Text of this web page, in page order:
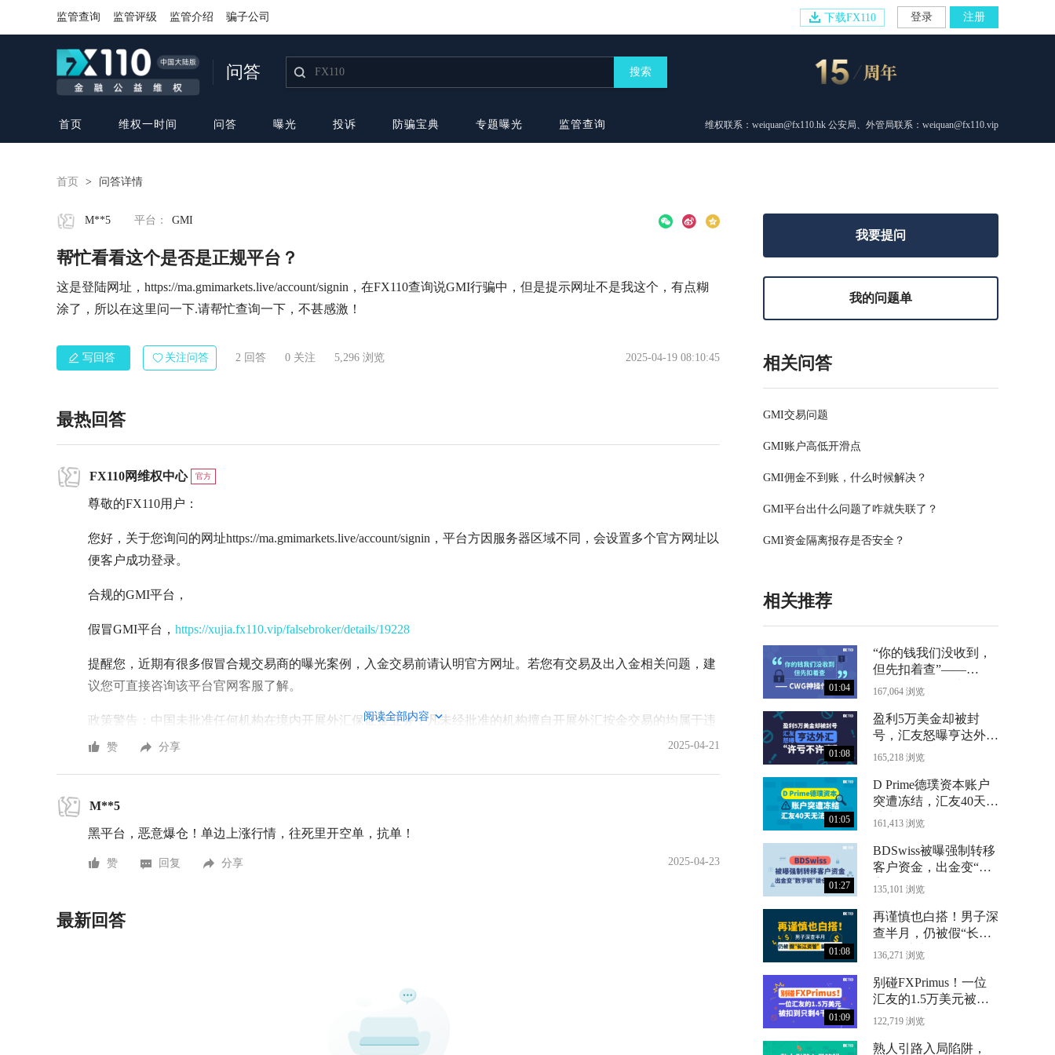
监管查询 监管评级 监管介绍 骗子公司 登录 注册
下载FX110
问答 搜索
首页 维权一时间 问答 曝光 投诉 防骗宝典 专题曝光 监管查询 维权联系：weiquan@fx110.hk 公安局、外管局联系：weiquan@fx110.vip
首页 > 问答详情
M**5 平台： GMI
帮忙看看这个是否是正规平台？
这是登陆网址，https://ma.gmimarkets.live/account/signin，在FX110查询说GMI行骗中，但是提示网址不是我这个，有点糊
涂了，所以在这里问一下.请帮忙查询一下，不甚感激！
写回答 关注问答 2 回答 0 关注 5,296 浏览 2025-04-19 08:10:45
最热回答
FX110网维权中心 官方
尊敬的FX110用户：
您好，关于您询问的网址https://ma.gmimarkets.live/account/signin，平台方因服务器区域不同，会设置多个官方网址以
便客户成功登录。
合规的GMI平台，
假冒GMI平台， https://xujia.fx110.vip/falsebroker/details/19228
提醒您，近期有很多假冒合规交易商的曝光案例，入金交易前请认明官方网址。若您有交易及出入金相关问题，建
议您可直接咨询该平台官网客服了解。
政策警告：中国未批准任何机构在境内开展外汇保证金业务，凡未经批准的机构擅自开展外汇按金交易的均属于违
法行为。请主动提高风险防范意识和能力，谨防因参与此类交易造成财产损失。
如果您还有其他问题，可以通过官方邮箱weiquan@fx110.hk联系我们。
感谢您对FX110网站的支持与信任！
阅读全部内容
赞 分享 2025-04-21
M**5
黑平台，恶意爆仓！单边上涨行情，往死里开空单，抗单！
赞 回复 分享 2025-04-23
最新回答
我要提问
我的问题单
相关问答
GMI交易问题
GMI账户高低开滑点
GMI佣金不到账，什么时候解决？
GMI平台出什么问题了咋就失联了？
GMI资金隔离报存是否安全？
相关推荐
01:04
“你的钱我们没收到，
但先扣着查”——
CWG神操作曝光
167,064 浏览
01:08
盈利5万美金却被封
号，汇友怒曝亨达外汇
“许亏不许赢”
165,218 浏览
01:05
D Prime德璞资本账户
突遭冻结，汇友40天无
法出金
161,413 浏览
01:27
BDSwiss被曝强制转移
客户资金，出金变“数
字铜”锁仓24个月
135,101 浏览
01:08
再谨慎也白搭！男子深
查半月，仍被假“长江
资管”骗光71万
136,271 浏览
01:09
别碰FXPrimus！一位
汇友的1.5万美元被扣
到只剩4千
122,719 浏览
熟人引路入局陷阱，